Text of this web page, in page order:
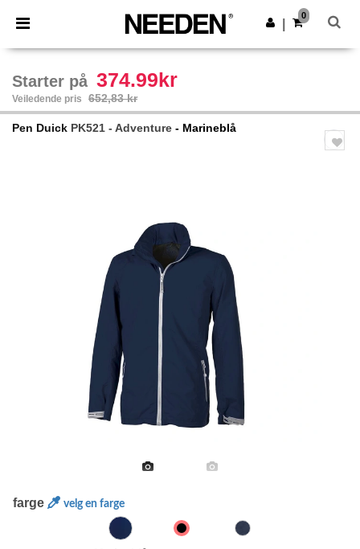
× Needen-app
Bedre priser i appen!
Last ned app
0
Starter på 374.99kr
Veiledende pris 652,83 kr
Pen Duick PK521 - Adventure - Marineblå
farge velg en farge